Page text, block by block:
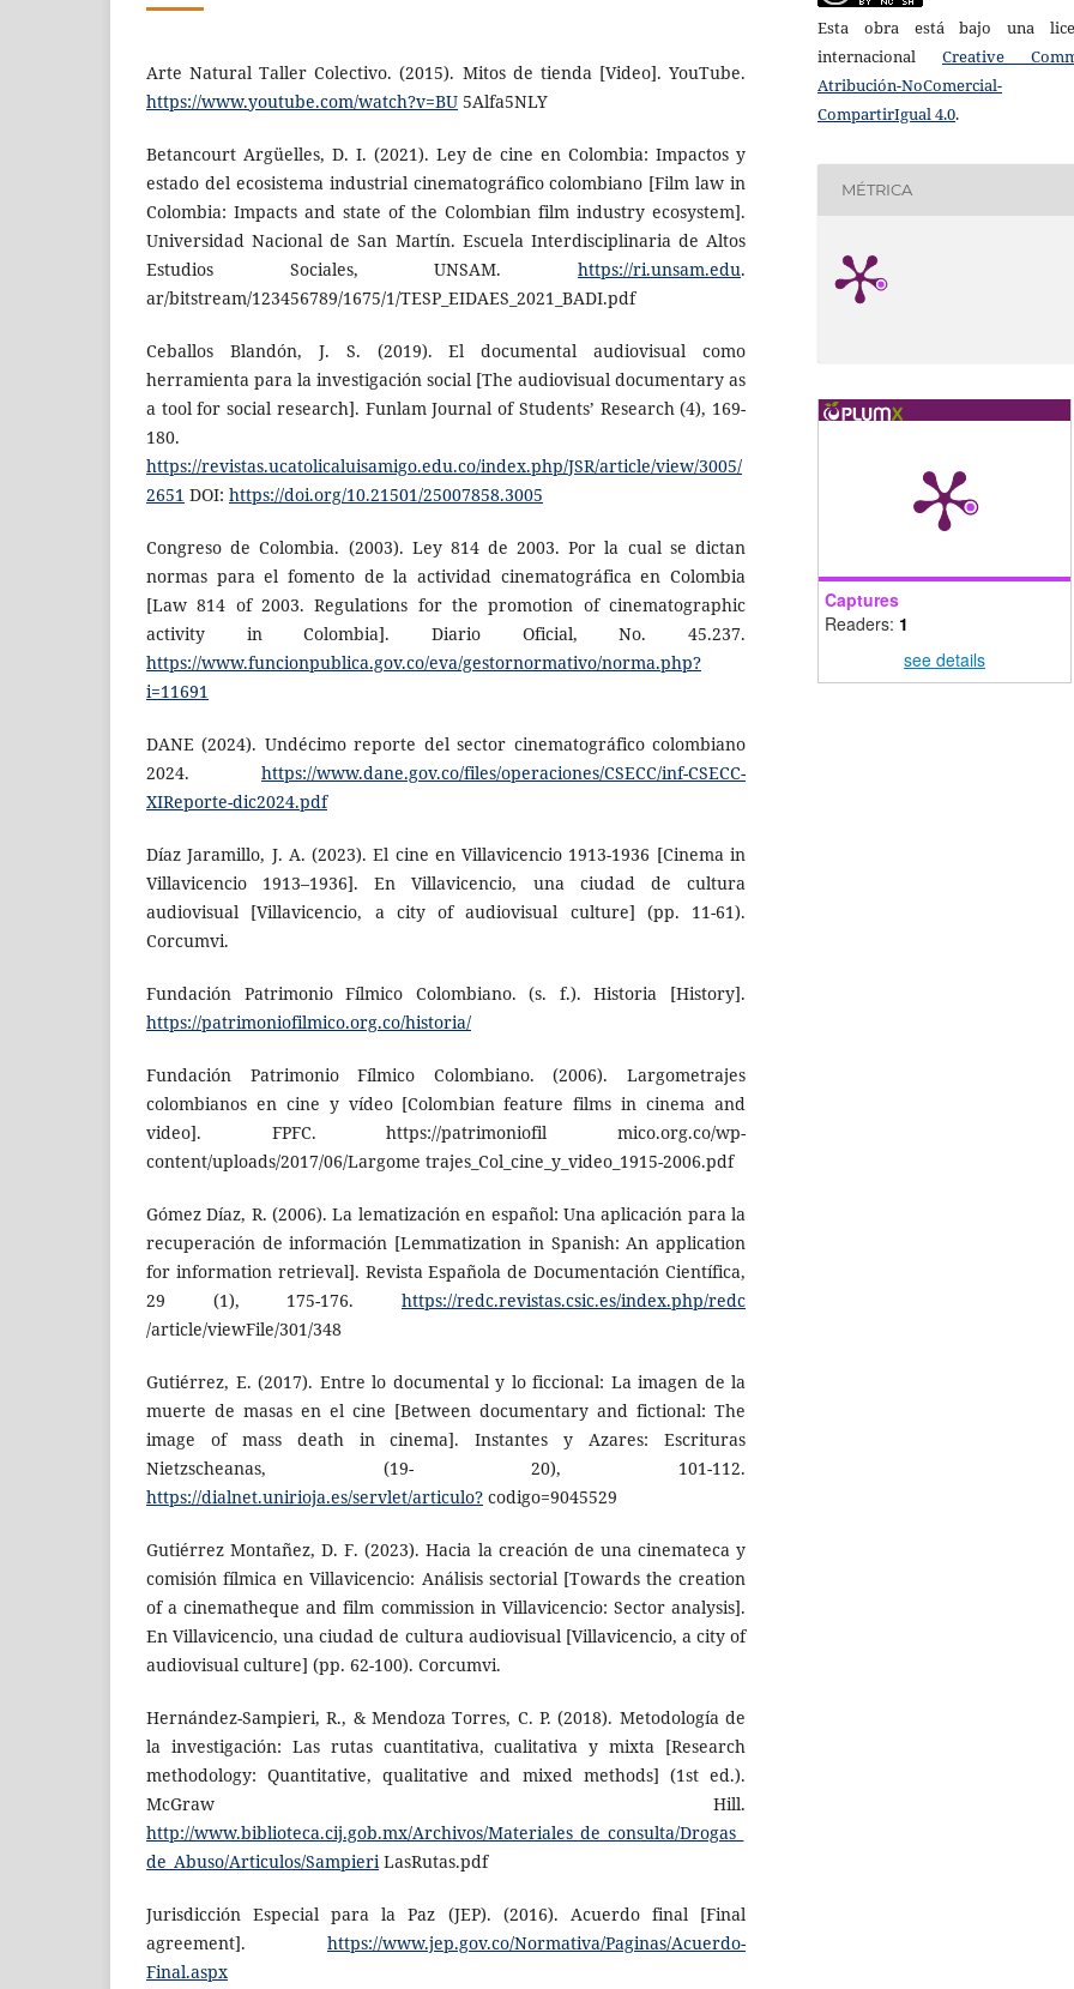
Arte Natural Taller Colectivo. (2015). Mitos de tienda [Video]. YouTube.
https://www.youtube.com/watch?v=BU 5Alfa5NLY
Betancourt Argüelles, D. I. (2021). Ley de cine en Colombia: Impactos y
estado del ecosistema industrial cinematográfico colombiano [Film law in
Colombia: Impacts and state of the Colombian film industry ecosystem].
Univer­sidad Nacional de San Martín. Escuela Interdisciplinaria de Altos
Estudios Sociales, UNSAM. https://ri.unsam.edu.
ar/bitstream/123456789/1675/1/TESP_EIDAES_2021_BADI.pdf
Ceballos Blandón, J. S. (2019). El documental audiovisual como
herramienta para la investigación social [The audiovisual documentary as
a tool for social research]. Fun­lam Journal of Students’ Research (4), 169-
180.
https://revistas.ucatolicaluisamigo.edu.co/index.php/JSR/article/view/3005/
2651 DOI: https://doi.org/10.21501/25007858.3005
Congreso de Colombia. (2003). Ley 814 de 2003. Por la cual se dictan
normas para el fomento de la actividad cinema­tográfica en Colombia
[Law 814 of 2003. Regulations for the promotion of cinematographic
activity in Colombia]. Diario Oficial, No. 45.237.
https://www.funcionpublica.gov.co/eva/gestornormativo/norma.php?
i=11691
DANE (2024). Undécimo reporte del sector cinematográfico colombiano
2024. https://www.dane.gov.co/files/operaciones/CSECC/inf-CSECC-
XIReporte-dic2024.pdf
Díaz Jaramillo, J. A. (2023). El cine en Villavicencio 1913-1936 [Cinema in
Villavicencio 1913–1936]. En Villavicen­cio, una ciudad de cultura
audiovisual [Villavicencio, a city of audiovisual culture] (pp. 11-61).
Corcumvi.
Fundación Patrimonio Fílmico Colombiano. (s. f.). Historia [History].
https://patrimoniofilmico.org.co/historia/
Fundación Patrimonio Fílmico Colombiano. (2006). Largo­metrajes
colombianos en cine y vídeo [Colombian feature films in cinema and
video]. FPFC. https://patrimoniofil mico.org.co/wp-
content/uploads/2017/06/Largome trajes_Col_cine_y_video_1915-2006.pdf
Gómez Díaz, R. (2006). La lematización en español: Una aplicación para la
recuperación de información [Lemma­tization in Spanish: An application
for information retrie­val]. Revista Española de Documentación Científica,
29 (1), 175-176. https://redc.revistas.csic.es/index.php/redc
/article/viewFile/301/348
Gutiérrez, E. (2017). Entre lo documental y lo ficcional: La imagen de la
muerte de masas en el cine [Between documentary and fictional: The
image of mass death in cinema]. Instantes y Azares: Escrituras
Nietzscheanas, (19- 20), 101-112.
https://dialnet.unirioja.es/servlet/articulo? codigo=9045529
Gutiérrez Montañez, D. F. (2023). Hacia la creación de una cinemateca y
comisión fílmica en Villavicencio: Análisis sectorial [Towards the creation
of a cinematheque and film commission in Villavicencio: Sector analysis].
En Villavicencio, una ciudad de cultura audiovisual [Villavicencio, a city of
audiovisual culture] (pp. 62-100). Corcumvi.
Hernández-Sampieri, R., & Mendoza Torres, C. P. (2018). Me­todología de
la investigación: Las rutas cuantitativa, cua­litativa y mixta [Research
methodology: Quantitative, qualitative and mixed methods] (1st ed.).
McGraw Hill.
http://www.biblioteca.cij.gob.mx/Archivos/Materiales_de_consulta/Drogas_
de_Abuso/Articulos/SampieriLasRutas.pdf
Jurisdicción Especial para la Paz (JEP). (2016). Acuerdo final [Final
agreement]. https://www.jep.gov.co/Normativa/Paginas/Acuerdo-
Final.aspx
Esta obra está bajo una
internacional Creative
Atribución-NoComercial-
CompartirIgual 4.0.
MÉTRICA
Captures
Readers: 1
see details